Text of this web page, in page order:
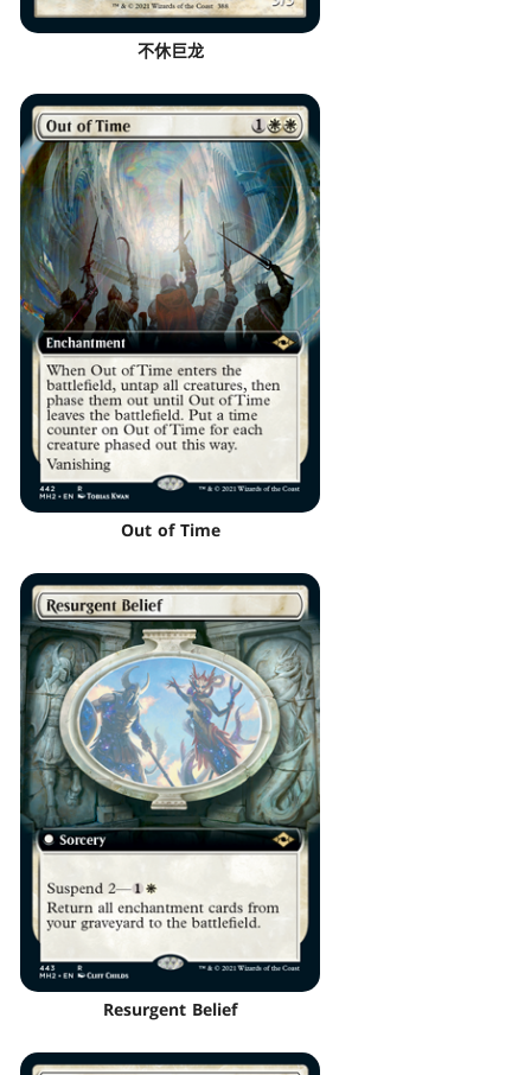
不休巨龙
Out of Time
Resurgent Belief